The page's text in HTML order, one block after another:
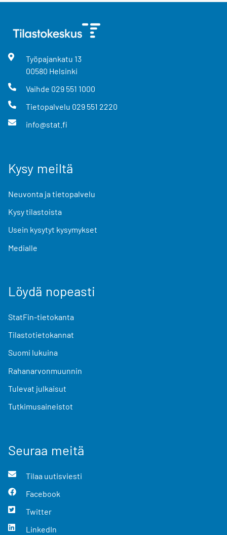
Työpajankatu 13
00580 Helsinki
Vaihde 029 551 1000
Tietopalvelu 029 551 2220
info@stat.fi
Kysy meiltä
Neuvonta ja tietopalvelu
Kysy tilastoista
Usein kysytyt kysymykset
Medialle
Löydä nopeasti
StatFin-tietokanta
Tilastotietokannat
Suomi lukuina
Rahanarvonmuunnin
Tulevat julkaisut
Tutkimusaineistot
Seuraa meitä
Tilaa uutisviesti
Facebook
Twitter
LinkedIn